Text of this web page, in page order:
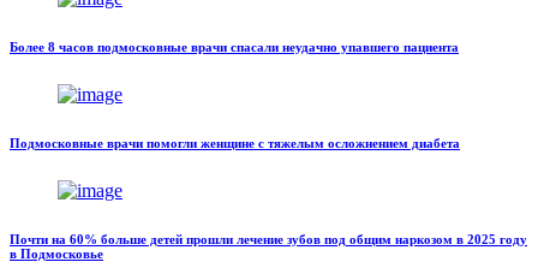
Более 8 часов подмосковные врачи спасали неудачно упавшего пациента
Подмосковные врачи помогли женщине с тяжелым осложнением диабета
Почти на 60% больше детей прошли лечение зубов под общим наркозом в 2025 году
в Подмосковье